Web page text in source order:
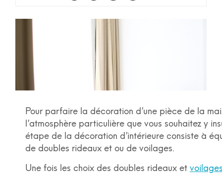
Pour parfaire la décoration d’une pièce de la
l’atmosphère particulière que vous souhaitez y
étape de la décoration d’intérieure consiste à
de doubles rideaux et ou de voilages.
Une fois les choix des doubles rideaux et